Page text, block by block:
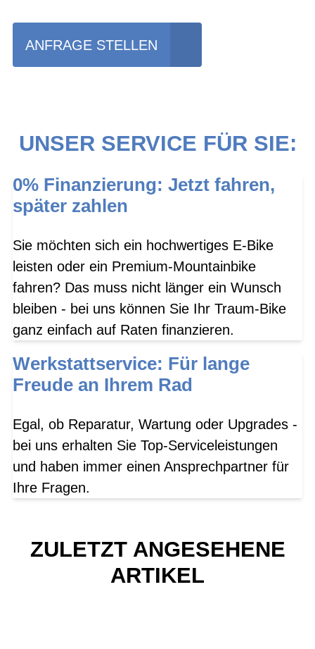
ANFRAGE STELLEN
UNSER SERVICE FÜR SIE:
0% Finanzierung: Jetzt fahren,
später zahlen
Sie möchten sich ein hochwertiges E-Bike
leisten oder ein Premium-Mountainbike
fahren? Das muss nicht länger ein Wunsch
bleiben - bei uns können Sie Ihr Traum-Bike
ganz einfach auf Raten finanzieren.
Werkstattservice: Für lange
Freude an Ihrem Rad
Egal, ob Reparatur, Wartung oder Upgrades -
bei uns erhalten Sie Top-Serviceleistungen
und haben immer einen Ansprechpartner für
Ihre Fragen.
ZULETZT ANGESEHENE
ARTIKEL